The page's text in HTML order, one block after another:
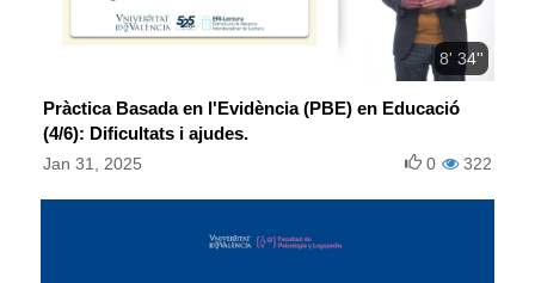
8' 34''
Pràctica Basada en l'Evidència (PBE) en Educació
(4/6): Dificultats i ajudes.
Jan 31, 2025 322
0